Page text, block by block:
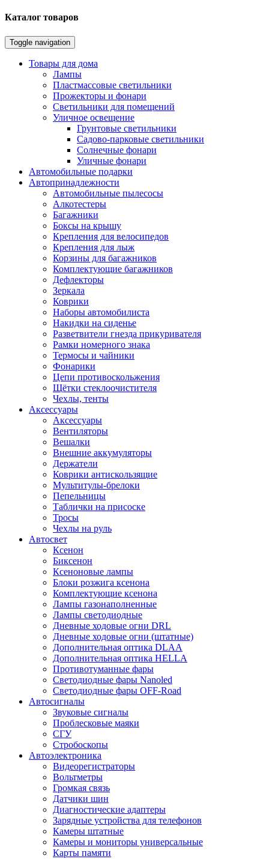
Каталог товаров
Toggle navigation
Товары для дома
Лампы
Пластмассовые светильники
Прожекторы и фонари
Светильники для помещений
Уличное освещение
Грунтовые светильники
Садово-парковые светильники
Солнечные фонари
Уличные фонари
Автомобильные подарки
Автопринадлежности
Автомобильные пылесосы
Алкотестеры
Багажники
Боксы на крышу
Крепления для велосипедов
Крепления для лыж
Корзины для багажников
Комплектующие багажников
Дефлекторы
Зеркала
Коврики
Наборы автомобилиста
Накидки на сиденье
Разветвители гнезда прикуривателя
Рамки номерного знака
Термосы и чайники
Фонарики
Цепи противоскольжения
Щётки стеклоочистителя
Чехлы, тенты
Аксессуары
Аксессуары
Вентиляторы
Вешалки
Внешние аккумуляторы
Держатели
Коврики антискользящие
Мультитулы-брелоки
Пепельницы
Таблички на присоске
Тросы
Чехлы на руль
Автосвет
Ксенон
Биксенон
Ксеноновые лампы
Блоки розжига ксенона
Комплектующие ксенона
Лампы газонаполненные
Лампы светодиодные
Дневные ходовые огни DRL
Дневные ходовые огни (штатные)
Дополнительная оптика DLAA
Дополнительная оптика HELLA
Противотуманные фары
Светодиодные фары Nanoled
Светодиодные фары OFF-Road
Автосигналы
Звуковые сигналы
Проблесковые маяки
СГУ
Стробоскопы
Автоэлектроника
Видеорегистраторы
Вольтметры
Громкая связь
Датчики шин
Диагностические адаптеры
Зарядные устройства для телефонов
Камеры штатные
Камеры и мониторы универсальные
Карты памяти